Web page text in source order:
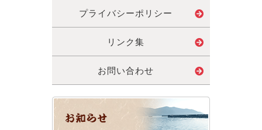
プライバシーポリシー
リンク集
お問い合わせ